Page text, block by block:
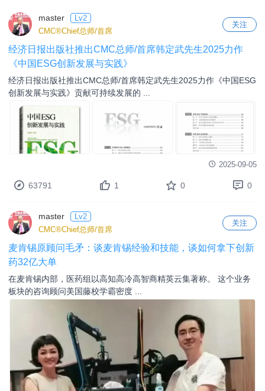
master
Lv2
CMC®Chief总师/首席
关注
经济日报出版社推出CMC总师/首席韩定武先生2025力作
《中国ESG创新发展与实践》
经济日报出版社推出CMC总师/首席韩定武先生2025力作《中国ESG
创新发展与实践》贡献可持续发展的 ...
2025-09-05
63791 1 0 0
master
Lv2
CMC®Chief总师/首席
关注
麦肯锡原顾问毛矛：谈麦肯锡经验和技能，谈如何拿下创新
药32亿大单
在麦肯锡内部，医药组以高知高冷高智商精英云集著称。 这个业务
板块的咨询顾问美国藤校学霸密度 ...